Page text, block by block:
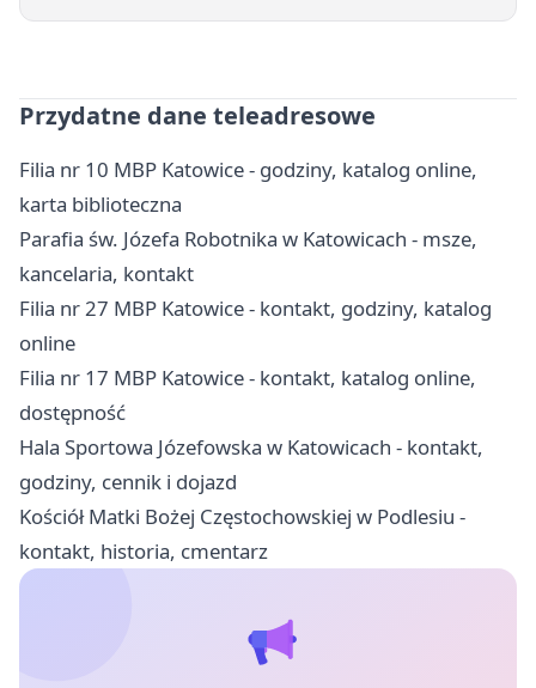
Przydatne dane teleadresowe
Filia nr 10 MBP Katowice - godziny, katalog online,
karta biblioteczna
Parafia św. Józefa Robotnika w Katowicach - msze,
kancelaria, kontakt
Filia nr 27 MBP Katowice - kontakt, godziny, katalog
online
Filia nr 17 MBP Katowice - kontakt, katalog online,
dostępność
Hala Sportowa Józefowska w Katowicach - kontakt,
godziny, cennik i dojazd
Kościół Matki Bożej Częstochowskiej w Podlesiu -
kontakt, historia, cmentarz